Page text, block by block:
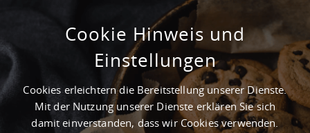
8.500 M² LOGISTIKIMMOBILIE IN KELHEIM
NAHE GÜTERVERKEHRSZENTRUM
BAYERNHAFEN REGENSBURG - LANDKREIS
KELHEIM
Cookie Hinweis und
Einstellungen
Cookies erleichtern die Bereitstellung unserer Dienste.
Mit der Nutzung unserer Dienste erklären Sie sich
damit einverstanden, dass wir Cookies verwenden.